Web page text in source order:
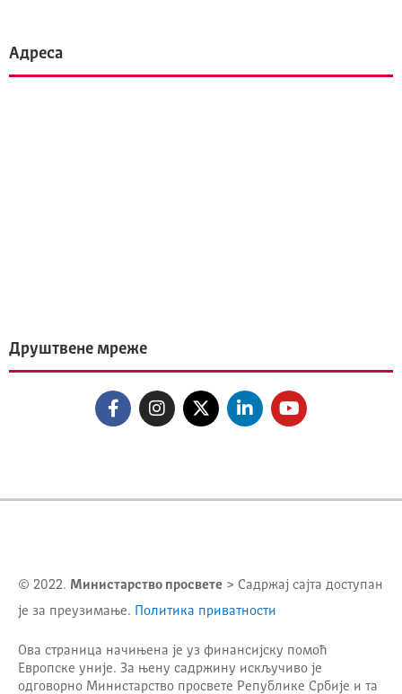
Адреса
Друштвене мреже
© 2022. Министарство просвете > Садржај сајта доступан
је за преузимање.
Политика приватности
Ова страница начињена је уз финансијску помоћ
Европске уније. За њену садржину искључиво је
одговорно Министарство просвете Републике Србије и та